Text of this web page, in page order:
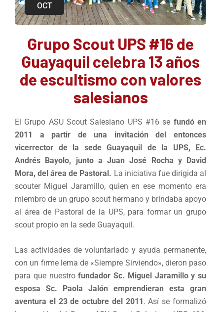
OCT
Grupo Scout UPS #16 de
Guayaquil celebra 13 años
de escultismo con valores
salesianos
El Grupo ASU Scout Salesiano UPS #16 se fundó en
2011 a partir de una invitación del entonces
vicerrector de la sede Guayaquil de la UPS, Ec.
Andrés Bayolo, junto a Juan José Rocha y David
Mora, del área de Pastoral. La iniciativa fue dirigida al
scouter Miguel Jaramillo, quien en ese momento era
miembro de un grupo scout hermano y brindaba apoyo
al área de Pastoral de la UPS, para formar un grupo
scout propio en la sede Guayaquil.
Las actividades de voluntariado y ayuda permanente,
con un firme lema de «Siempre Sirviendo», dieron paso
para que nuestrofundador Sc. Miguel Jaramillo y su
esposa Sc. Paola Jalón emprendieran esta gran
aventura el 23 de octubre del 2011. Así se formalizó